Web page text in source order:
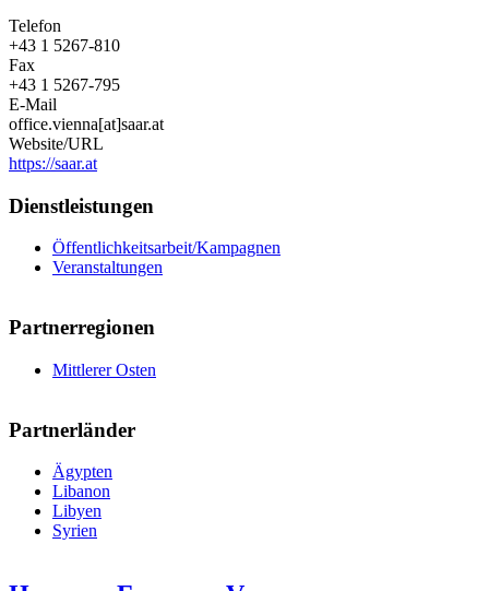
Telefon
+43 1 5267-810
Fax
+43 1 5267-795
E-Mail
office.vienna[at]saar.at
Website/URL
https://saar.at
Dienstleistungen
Öffentlichkeitsarbeit/Kampagnen
Veranstaltungen
Partnerregionen
Mittlerer Osten
Partnerländer
Ägypten
Libanon
Libyen
Syrien